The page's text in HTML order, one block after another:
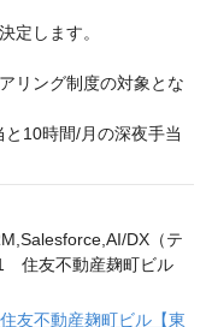
定します。
リング制度の対象とな
と10時間/月の深夜手当
友不動産麹町ビル【東